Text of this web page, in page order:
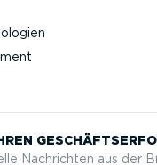
Nachrichten aus der